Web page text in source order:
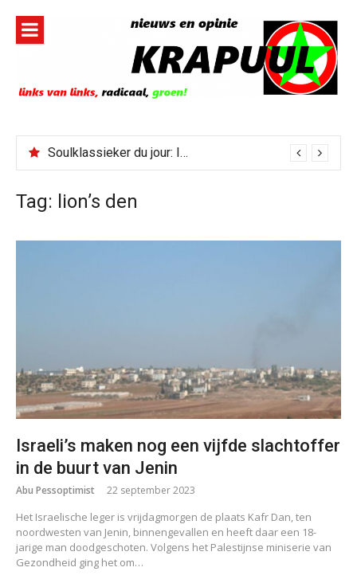
inhoud
Soulklassieker du jour: I Wish It Would Rain
Tag: lion’s den
Israeli’s maken nog een vijfde slachtoffer
in de buurt van Jenin
Abu Pessoptimist 22 september 2023
Het Israelische leger is vrijdagmorgen de plaats Kafr Dan, ten
noordwesten van Jenin, binnengevallen en heeft daar een 18-
jarige man doodgeschoten. Volgens het Palestijnse miniserie van
Gezondheid ging het om…